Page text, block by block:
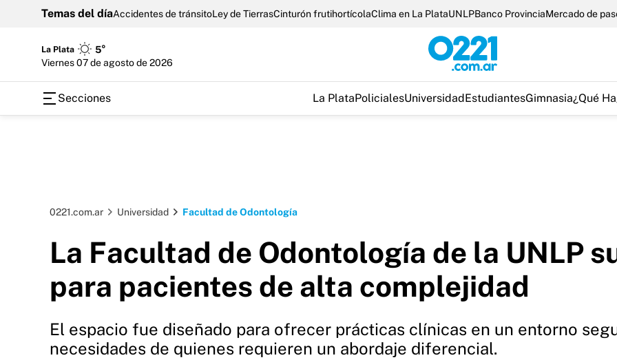
Temas del díaAccidentes de tránsitoLey de TierrasCinturón frutihortícolaClima en La PlataUNLPBanco ProvinciaMercado de
La Plata
5°
viernes 07 de agosto de 2026
Secciones La PlataPolicialesUniversidadEstudiantesGimnasia¿Qué
0221.com.ar Universidad Facultad de Odontología
La Facultad de Odontología de la UNLP
para pacientes de alta complejidad
El espacio fue diseñado para ofrecer prácticas clínicas en un entorno
necesidades de quienes requieren un abordaje diferencial.